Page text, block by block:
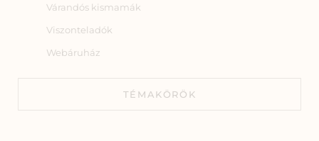
Várandós kismamák
Viszonteladók
Webáruház
TÉMAKÖRÖK